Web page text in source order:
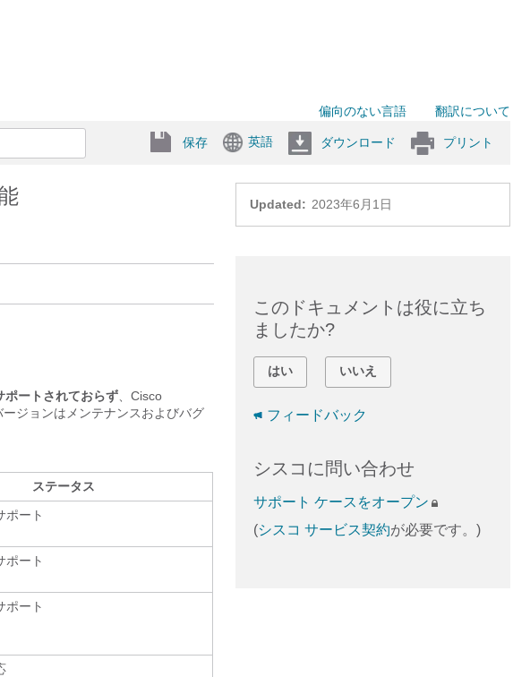
偏向のない言語 翻訳について
保存 英語 ダウンロード プリント
Updated: 2023年6月1日
ポートされておらず 、Cisco
ジョンはメンテナンスおよびバグ
ステータス
ポート
ポート
ポート
このドキュメントは役に立ち
ましたか?
はい いいえ
フィードバック
シスコに問い合わせ
サポート ケースをオープン
(シスコ サービス契約が必要です。)